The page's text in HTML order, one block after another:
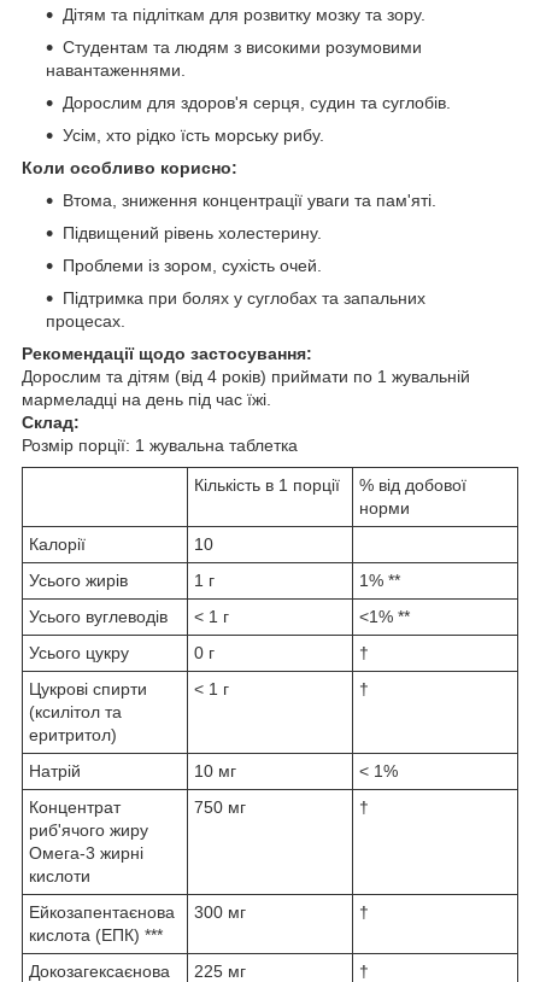
Дітям та підліткам для розвитку мозку та зору.
Студентам та людям з високими розумовими
навантаженнями.
Дорослим для здоров'я серця, судин та суглобів.
Усім, хто рідко їсть морську рибу.
Коли особливо корисно:
Втома, зниження концентрації уваги та пам'яті.
Підвищений рівень холестерину.
Проблеми із зором, сухість очей.
Підтримка при болях у суглобах та запальних
процесах.
Рекомендації щодо застосування:
Дорослим та дітям (від 4 років) приймати по 1 жувальній
мармеладці на день під час їжі.
Склад:
Розмір порції: 1 жувальна таблетка
Кількість в 1 порції
% від добової
норми
Калорії
10
Усього жирів
1 г
1% **
Усього вуглеводів
< 1 г
<1% **
Усього цукру
0 г
†
Цукрові спирти
(ксилітол та
еритритол)
< 1 г †
Натрій 10 мг
< 1%
Концентрат
риб'ячого жиру
Омега-3 жирні
кислоти
750 мг †
Ейкозапентаєнова
кислота (ЕПК) ***
300 мг †
Докозагексаєнова
225 мг †